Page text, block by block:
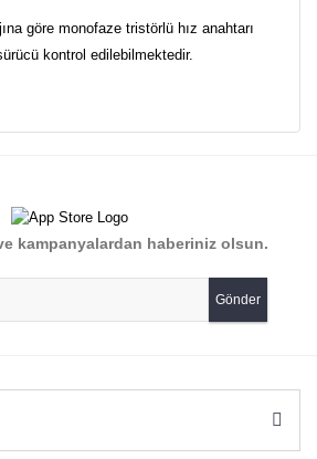
göre monofaze tristörlü hız anahtarı
kontrol edilebilmektedir.
Yorum Yaz
bozuk veya görüntülenemiyor.
eksik bilgiler bulunuyor.
bulunuyor.
kampanyalardan haberiniz olsun.
Gönder